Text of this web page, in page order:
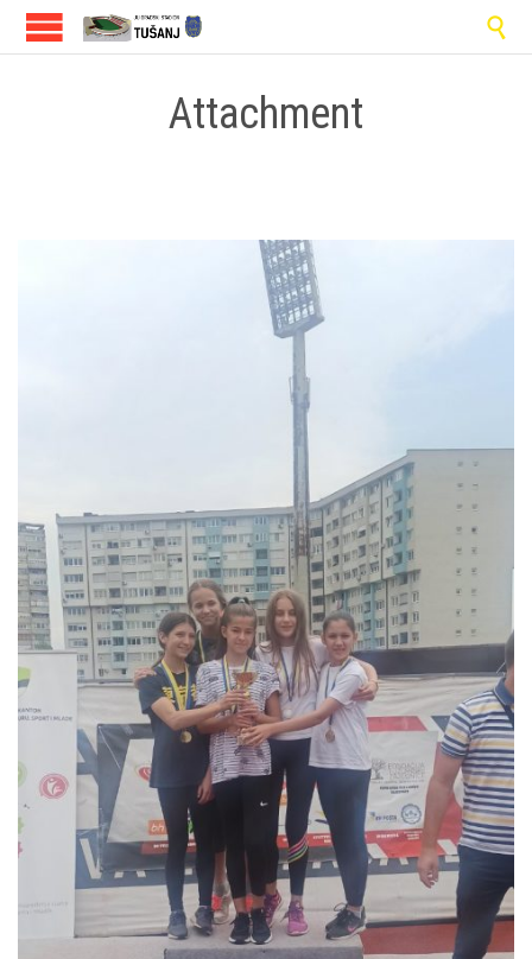

Attachment